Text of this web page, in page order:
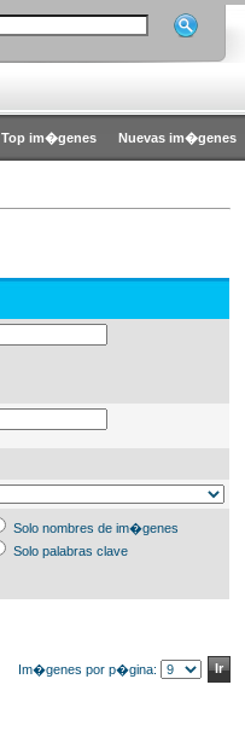
Top im�genes Nuevas im�genes
Solo nombres de im�genes
Solo palabras clave
Im�genes por p�gina: